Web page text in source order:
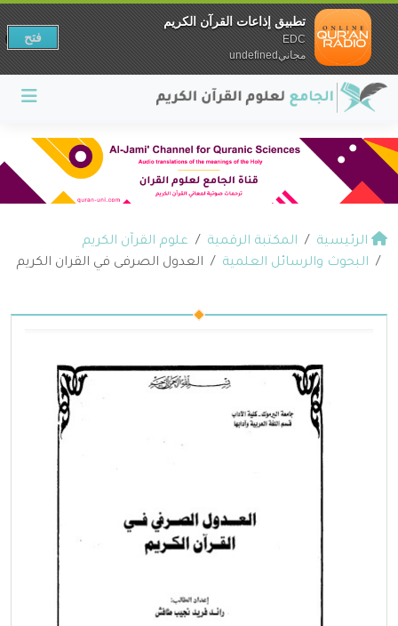
الرئيسية المكتبة الرقمية
علوم القرآن الكريم
البحوث والرسائل العلمية
العدول الصرفى في القران الكريم
تطبيق إذاعات القرآن الكريم
EDC
مجانيundefined
فتح